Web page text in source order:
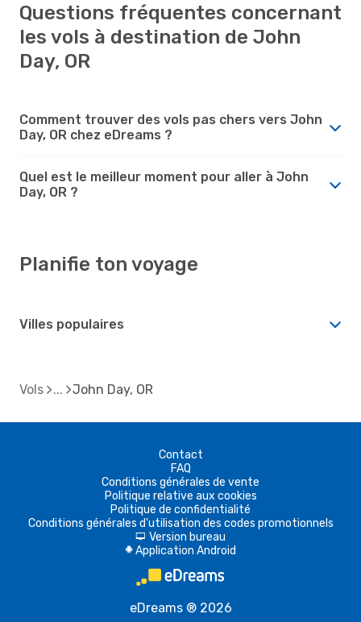
Questions fréquentes concernant
les vols à destination de John
Day, OR
Comment trouver des vols pas chers vers John
Day, OR chez eDreams ?
Quel est le meilleur moment pour aller à John
Day, OR ?
Planifie ton voyage
Villes populaires
Vols John Day, OR
Contact
FAQ
Conditions générales de vente
Politique relative aux cookies
Politique de confidentialité
Conditions générales d'utilisation des codes promotionnels
d Version bureau
A Application Android
eDreams ® 2026